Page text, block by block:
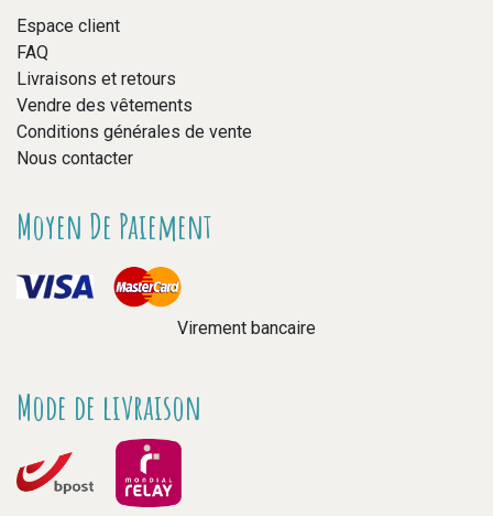
Espace client
FAQ
Livraisons et retours
Vendre des vêtements
Conditions générales de vente
Nous contacter
Moyen De Paiement
Virement bancaire
Mode de livraison